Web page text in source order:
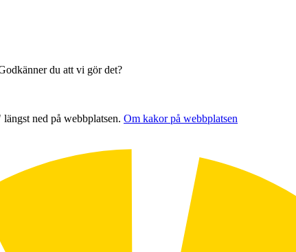
du att vi gör det?
ned på webbplatsen. Om kakor på webbplatsen